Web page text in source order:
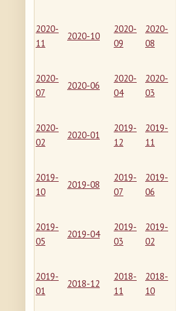
2020-
11
2020-10
2020-
09
2020-
08
2020-
07
2020-06
2020-
04
2020-
03
2020-
02
2020-01
2019-
12
2019-
11
2019-
10
2019-08
2019-
07
2019-
06
2019-
05
2019-04
2019-
03
2019-
02
2019-
01
2018-12
2018-
11
2018-
10